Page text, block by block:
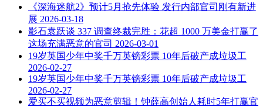
《深海迷航2》预计5月抢先体验 发行内部官司刚有新进
展 2026-03-18
影石袁跃谈 337 调查终裁完胜：花超 1000 万美金打赢了
这场充满恶意的官司 2026-03-01
19岁英国少年中奖千万英镑彩票 10年后破产成垃圾工
2026-02-27
19岁英国少年中奖千万英镑彩票 10年后破产成垃圾工
2026-02-27
爱买不买视频为恶意剪辑！钟薛高创始人耗时5年打赢官